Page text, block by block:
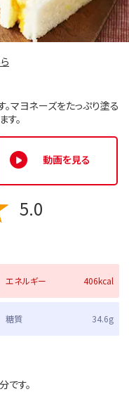
マヨネーズをたっぷり塗る
す。
動画を見る
5.0
エネルギー 406kcal
糖質 34.6g
です。